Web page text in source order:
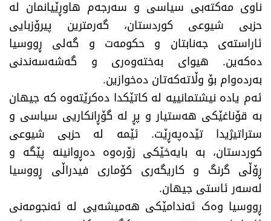
ناوی مەکتەبی سیاسی و سەرجەم هاوڕێیانمان لە
حزبی شیوعی کوردستان، گەرمترین پیرۆزبایی
ئاراستەی جەنابتان و حکومەت و گەلی ڕووسیا
دەکەین. هیوای بەختەوەری و گەشەسەندنی
بەردەوام بۆ وڵاتەکەتان دەخوازین.
​ئەم یادە نیشتمانییە لە کاتێکدا دەکرێتەوە کە جیهان
بە قۆناغێکی هەستیار و پڕ لە گۆڕانکاریی سیاسی و
ستراتیژیدا تێدەپەڕێت. ئێمە لە حزبی شیوعی
کوردستان، بە بایەخێکی زۆرەوە دەڕوانینە پێگە و
ڕۆڵی گرنگ و کاریگەری کۆماری فیدراڵی ڕووسیا
لەسەر ئاستی جیهان.
ڕووسیا وەک ئەندامێکی هەمیشەیی لە ئەنجومەنی